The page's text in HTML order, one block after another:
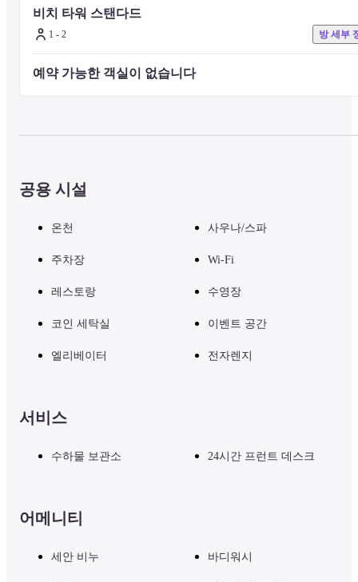
비치 타워 스탠다드
1 - 2 방 세부
예약 가능한 객실이 없습니다
공용 시설
온천 사우나/스파
주차장 Wi-Fi
레스토랑 수영장
코인 세탁실 이벤트 공간
엘리베이터 전자렌지
서비스
수하물 보관소 24시간 프런트 데스크
어메니티
세안 비누 바디워시